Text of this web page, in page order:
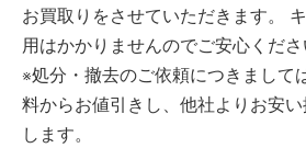
お買取りをさせていただきます。
用はかかりませんのでご安心くださ
※処分・撤去のご依頼につきまして
料からお値引きし、他社よりお安
します。